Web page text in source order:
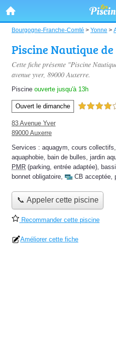
Bourgogne-Franche-Comté > Yonne >
Piscine Nautique
Cette fiche présente "Piscine
avenue yver, 89000 Auxerre.
Piscine ouverte jusqu'à 13h
Ouvert le dimanche 4,0 étoiles sur
83 Avenue Yver
89000 Auxerre
Services : aquagym, cours collectifs,
aquaphobie, bain de bulles, jardin
PMR (parking, entrée adaptée),
bonnet obligatoire, CB acceptée,
📞 Appeler cette piscine
Recommander cette piscine
Améliorer cette fiche